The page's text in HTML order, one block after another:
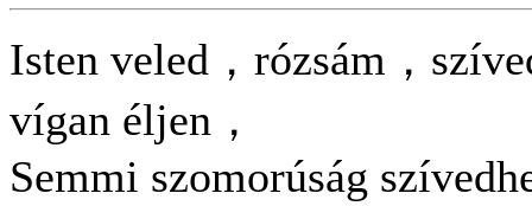
Isten veled，rózsám，
vígan éljen，
Semmi szomorúság